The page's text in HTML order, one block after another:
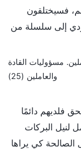
فسيختلقون
يؤدي إلى سلسلة من
مسؤوليات القادة
والعاملين (25)
فلديهم دائمًا
لنيل البركات
كي يراها